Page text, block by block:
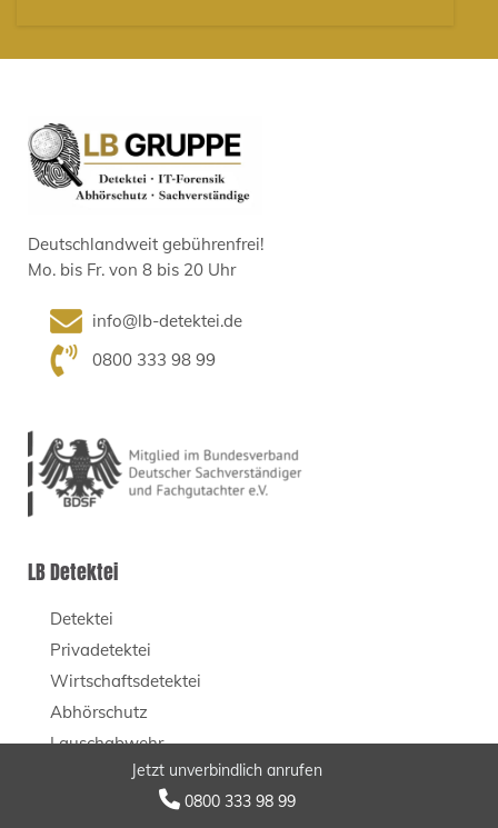
Jetzt unverbindlich anrufen
0800 333 98 99
Deutschlandweit gebührenfrei!
Mo. bis Fr. von 8 bis 20 Uhr
info@lb-detektei.de
0800 333 98 99
LB Detektei
Detektei
Privadetektei
Wirtschaftsdetektei
Abhörschutz
Lauschabwehr
IT Forensik